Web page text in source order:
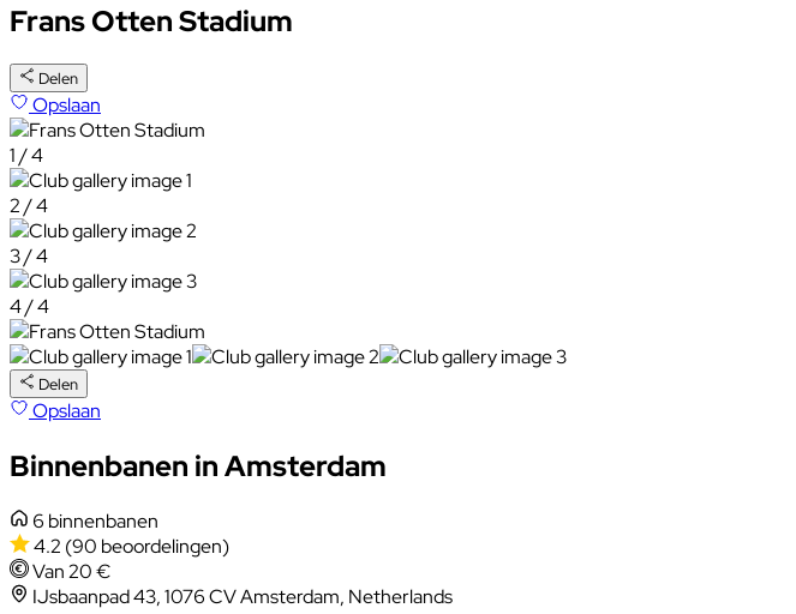
Frans Otten Stadium
Delen
Opslaan
1 / 4
2 / 4
3 / 4
4 / 4
Delen
Opslaan
Binnenbanen in Amsterdam
6 binnenbanen
4.2 (90 beoordelingen)
Van 20 €
IJsbaanpad 43, 1076 CV Amsterdam, Netherlands